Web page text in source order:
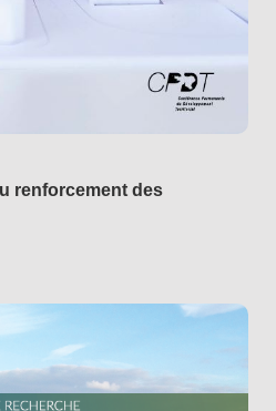
renforcement des